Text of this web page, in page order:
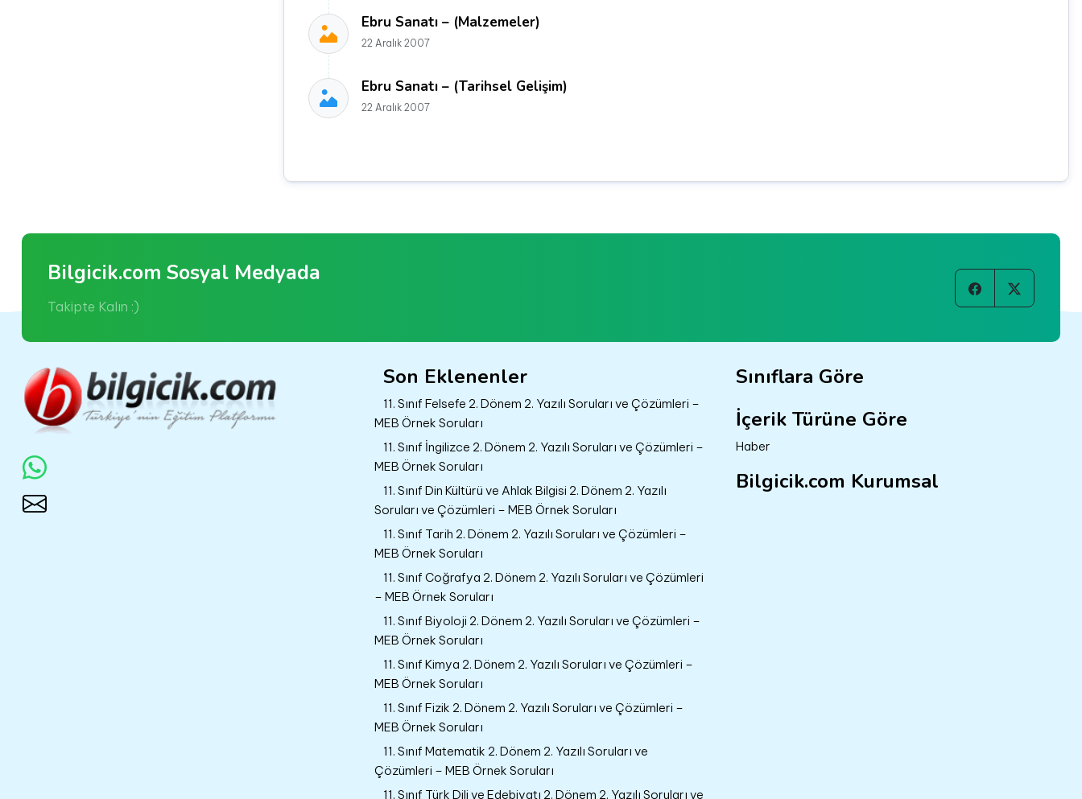
Ebru Sanatı – (Malzemeler)
22 Aralık 2007
Ebru Sanatı – (Tarihsel Gelişim)
22 Aralık 2007
Bilgicik.com Sosyal Medyada
Takipte Kalın :)
Son Eklenenler
11. Sınıf Felsefe 2. Dönem 2. Yazılı Soruları ve Çözümleri –
MEB Örnek Soruları
11. Sınıf İngilizce 2. Dönem 2. Yazılı Soruları ve Çözümleri –
MEB Örnek Soruları
11. Sınıf Din Kültürü ve Ahlak Bilgisi 2. Dönem 2. Yazılı
Soruları ve Çözümleri – MEB Örnek Soruları
11. Sınıf Tarih 2. Dönem 2. Yazılı Soruları ve Çözümleri –
MEB Örnek Soruları
11. Sınıf Coğrafya 2. Dönem 2. Yazılı Soruları ve Çözümleri
– MEB Örnek Soruları
11. Sınıf Biyoloji 2. Dönem 2. Yazılı Soruları ve Çözümleri –
MEB Örnek Soruları
11. Sınıf Kimya 2. Dönem 2. Yazılı Soruları ve Çözümleri –
MEB Örnek Soruları
11. Sınıf Fizik 2. Dönem 2. Yazılı Soruları ve Çözümleri –
MEB Örnek Soruları
11. Sınıf Matematik 2. Dönem 2. Yazılı Soruları ve
Çözümleri – MEB Örnek Soruları
11. Sınıf Türk Dili ve Edebiyatı 2. Dönem 2. Yazılı Soruları ve
Sınıflara Göre
İçerik Türüne Göre
Haber
Bilgicik.com Kurumsal